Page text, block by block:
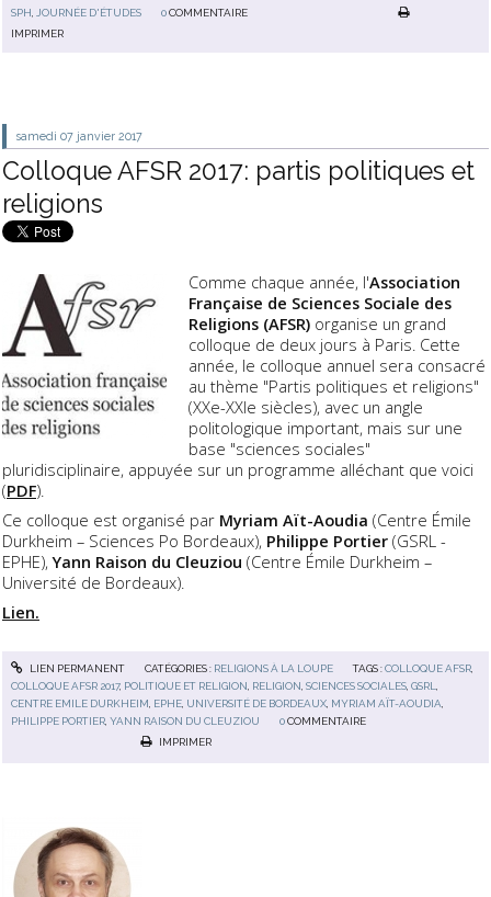
SPH
JOURNÉE D'ÉTUDES 0 COMMENTAIRE
IMPRIMER
samedi 07 janvier 2017
Colloque AFSR 2017: partis politiques et
religions
Comme chaque année, l'Association
Française de Sciences Sociale des
Religions (AFSR) organise un grand
colloque de deux jours à Paris. Cette
année, le colloque annuel sera consacré
au thème "Partis politiques et religions"
(XXe-XXIe siècles), avec un angle
politologique important, mais sur une
base "sciences sociales"
pluridisciplinaire, appuyée sur un programme alléchant que voici
(PDF).
Ce colloque est organisé par Myriam Aït-Aoudia (Centre Émile
Durkheim – Sciences Po Bordeaux), Philippe Portier (GSRL -
EPHE),Yann Raison du Cleuziou (Centre Émile Durkheim –
Université de Bordeaux).
Lien.
LIEN PERMANENT CATÉGORIES : RELIGIONS À LA LOUPE TAGS :COLLOQUE AFSR,
COLLOQUE AFSR 2017, POLITIQUE ET RELIGION, RELIGION,SCIENCES SOCIALES,GSRL,
CENTRE EMILE DURKHEIM, EPHE, UNIVERSITÉ DE BORDEAUX, MYRIAM AÏT-AOUDIA,
PHILIPPE PORTIER,YANN RAISON DU CLEUZIOU 0 COMMENTAIRE
IMPRIMER